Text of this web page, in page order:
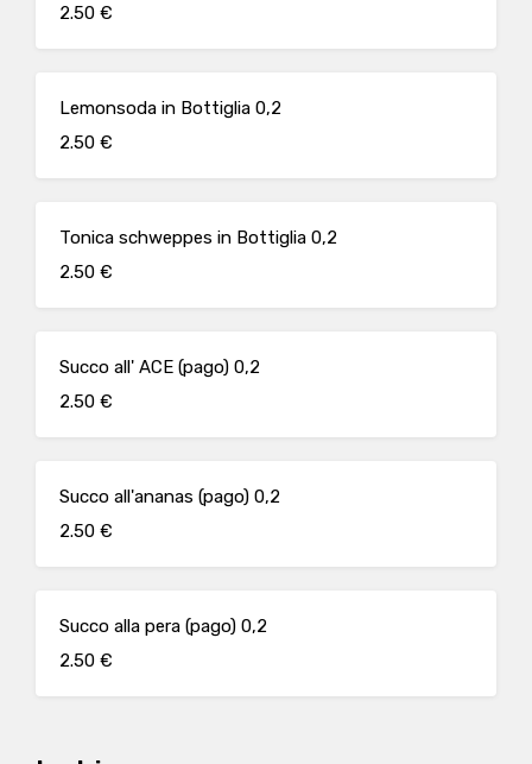
2.50 €
Lemonsoda in Bottiglia 0,2
2.50 €
Tonica schweppes in Bottiglia 0,2
2.50 €
Succo all' ACE (pago) 0,2
2.50 €
Succo all'ananas (pago) 0,2
2.50 €
Succo alla pera (pago) 0,2
2.50 €